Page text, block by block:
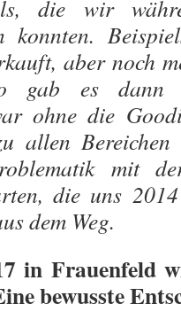
die wir
konnten.
aber noch
gab es dann
ohne die
allen
mit
die uns
dem Weg.
in Frauenfeld
bewusste